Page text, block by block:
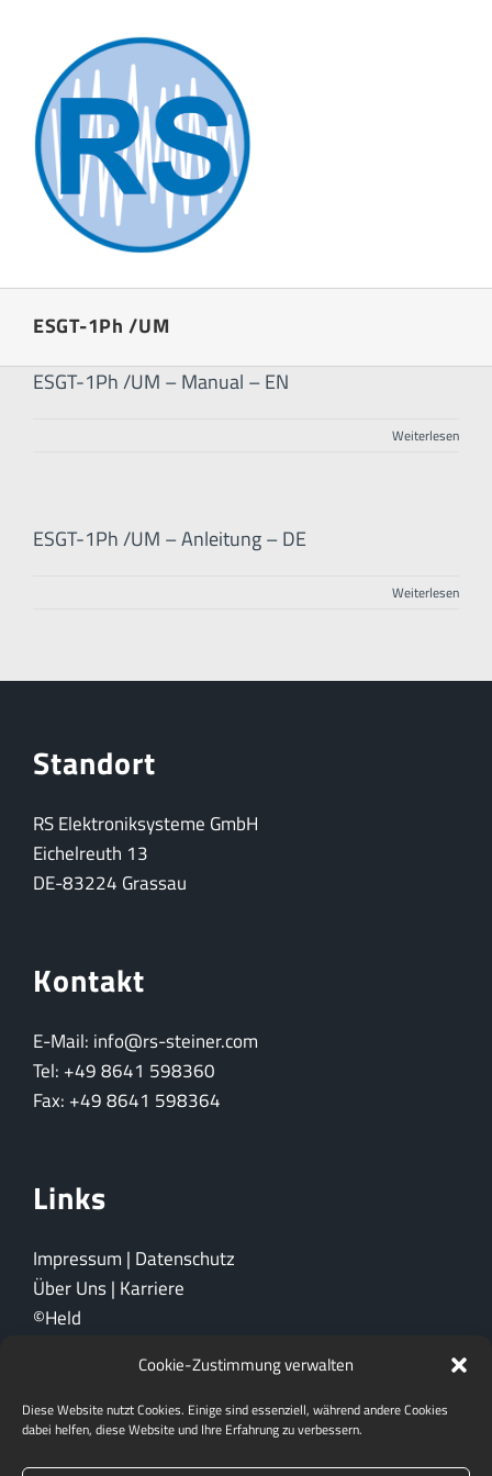
Cookie-Zustimmung verwalten
Diese Website nutzt Cookies. Einige sind essenziell, während andere Cookies
dabei helfen, diese Website und Ihre Erfahrung zu verbessern.
springen
ESGT-1Ph /UM
ESGT-1Ph /UM – Manual – EN
Weiterlesen
ESGT-1Ph /UM – Anleitung – DE
Weiterlesen
Standort
RS Elektroniksysteme GmbH
Eichelreuth 13
DE-83224 Grassau
Kontakt
E-Mail: info@rs-steiner.com
Tel: +49 8641 598360
Fax: +49 8641 598364
Links
Impressum | Datenschutz
Über Uns| Karriere
©Held
Ein Unternehmen der